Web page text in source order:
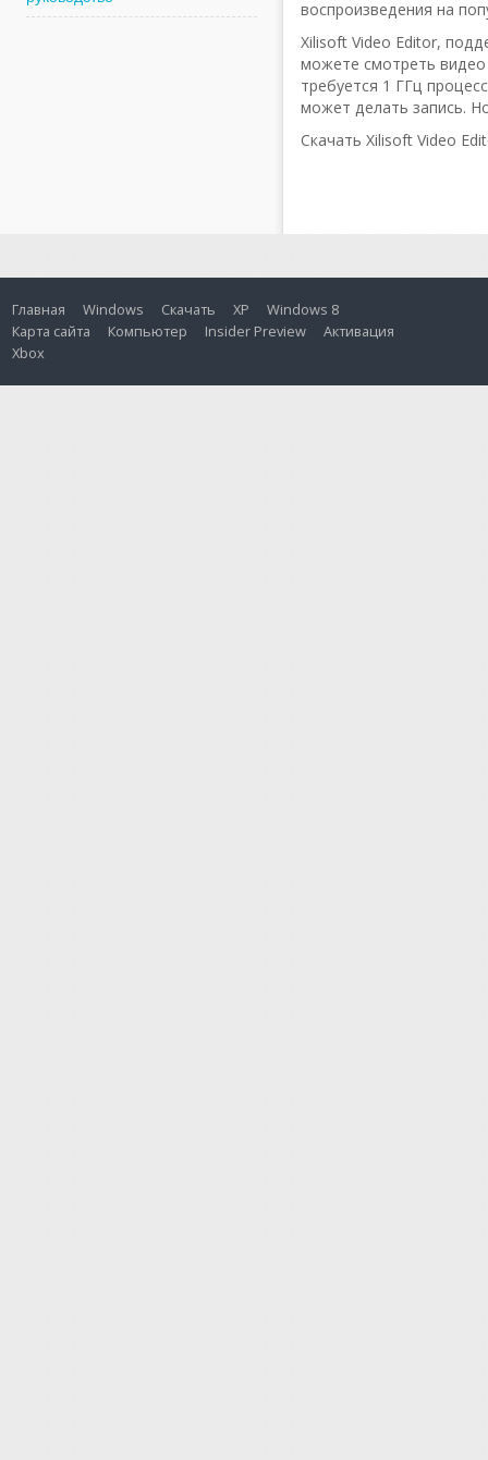
воспроизведения на
Xilisoft Video Editor,
можете смотреть
требуется 1 ГГц
может делать запись.
Скачать Xilisoft Video
Главная Windows Скачать XP
Windows 8
Карта сайта
Компьютер Insider Preview
Активация
Xbox